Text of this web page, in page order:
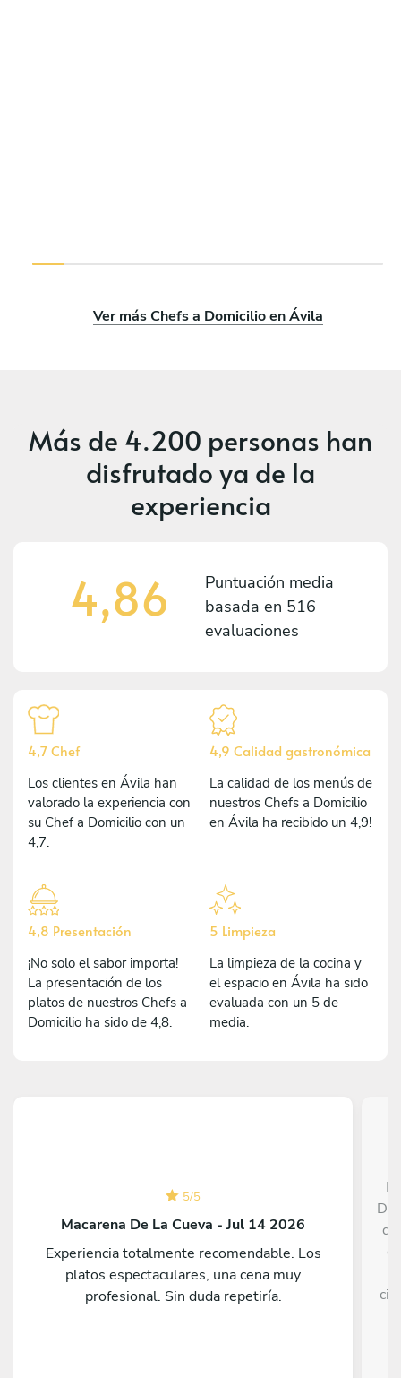
Ver más Chefs a Domicilio en Ávila
Más de 4.200 personas han
disfrutado ya de la
experiencia
4,86
Puntuación media
basada en 516
evaluaciones
4,7 Chef
Los clientes en Ávila han
valorado la experiencia con
su Chef a Domicilio con un
4,7.
4,9 Calidad gastronómica
La calidad de los menús de
nuestros Chefs a Domicilio
en Ávila ha recibido un 4,9!
4,8 Presentación
¡No solo el sabor importa!
La presentación de los
platos de nuestros Chefs a
Domicilio ha sido de 4,8.
5 Limpieza
La limpieza de la cocina y
el espacio en Ávila ha sido
evaluada con un 5 de
media.
5/5
Macarena De La Cueva - Jul 14 2026
Experiencia totalmente recomendable. Los
platos espectaculares, una cena muy
profesional. Sin duda repetiría.